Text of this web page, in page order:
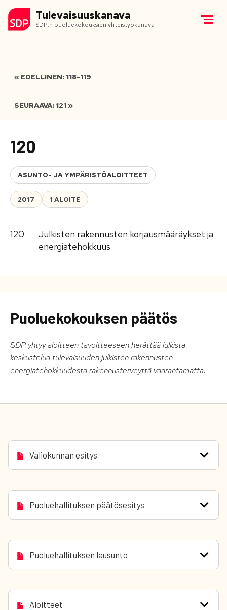
Tulevaisuuskanava
SDP:n puoluekokouksien yhteistyökanava
« EDELLINEN: 118-119
SEURAAVA: 121 »
120
ASUNTO- JA YMPÄRISTÖALOITTEET
2017 1 ALOITE
120
Julkisten rakennusten korjausmääräykset ja
energiatehokkuus
Puoluekokouksen päätös
SDP yhtyy aloitteen tavoitteeseen herättää julkista
keskustelua tulevaisuuden julkisten rakennusten
energiatehokkuudesta rakennusterveyttä vaarantamatta.
Valiokunnan esitys
Puoluehallituksen päätösesitys
Puoluehallituksen lausunto
Aloitteet